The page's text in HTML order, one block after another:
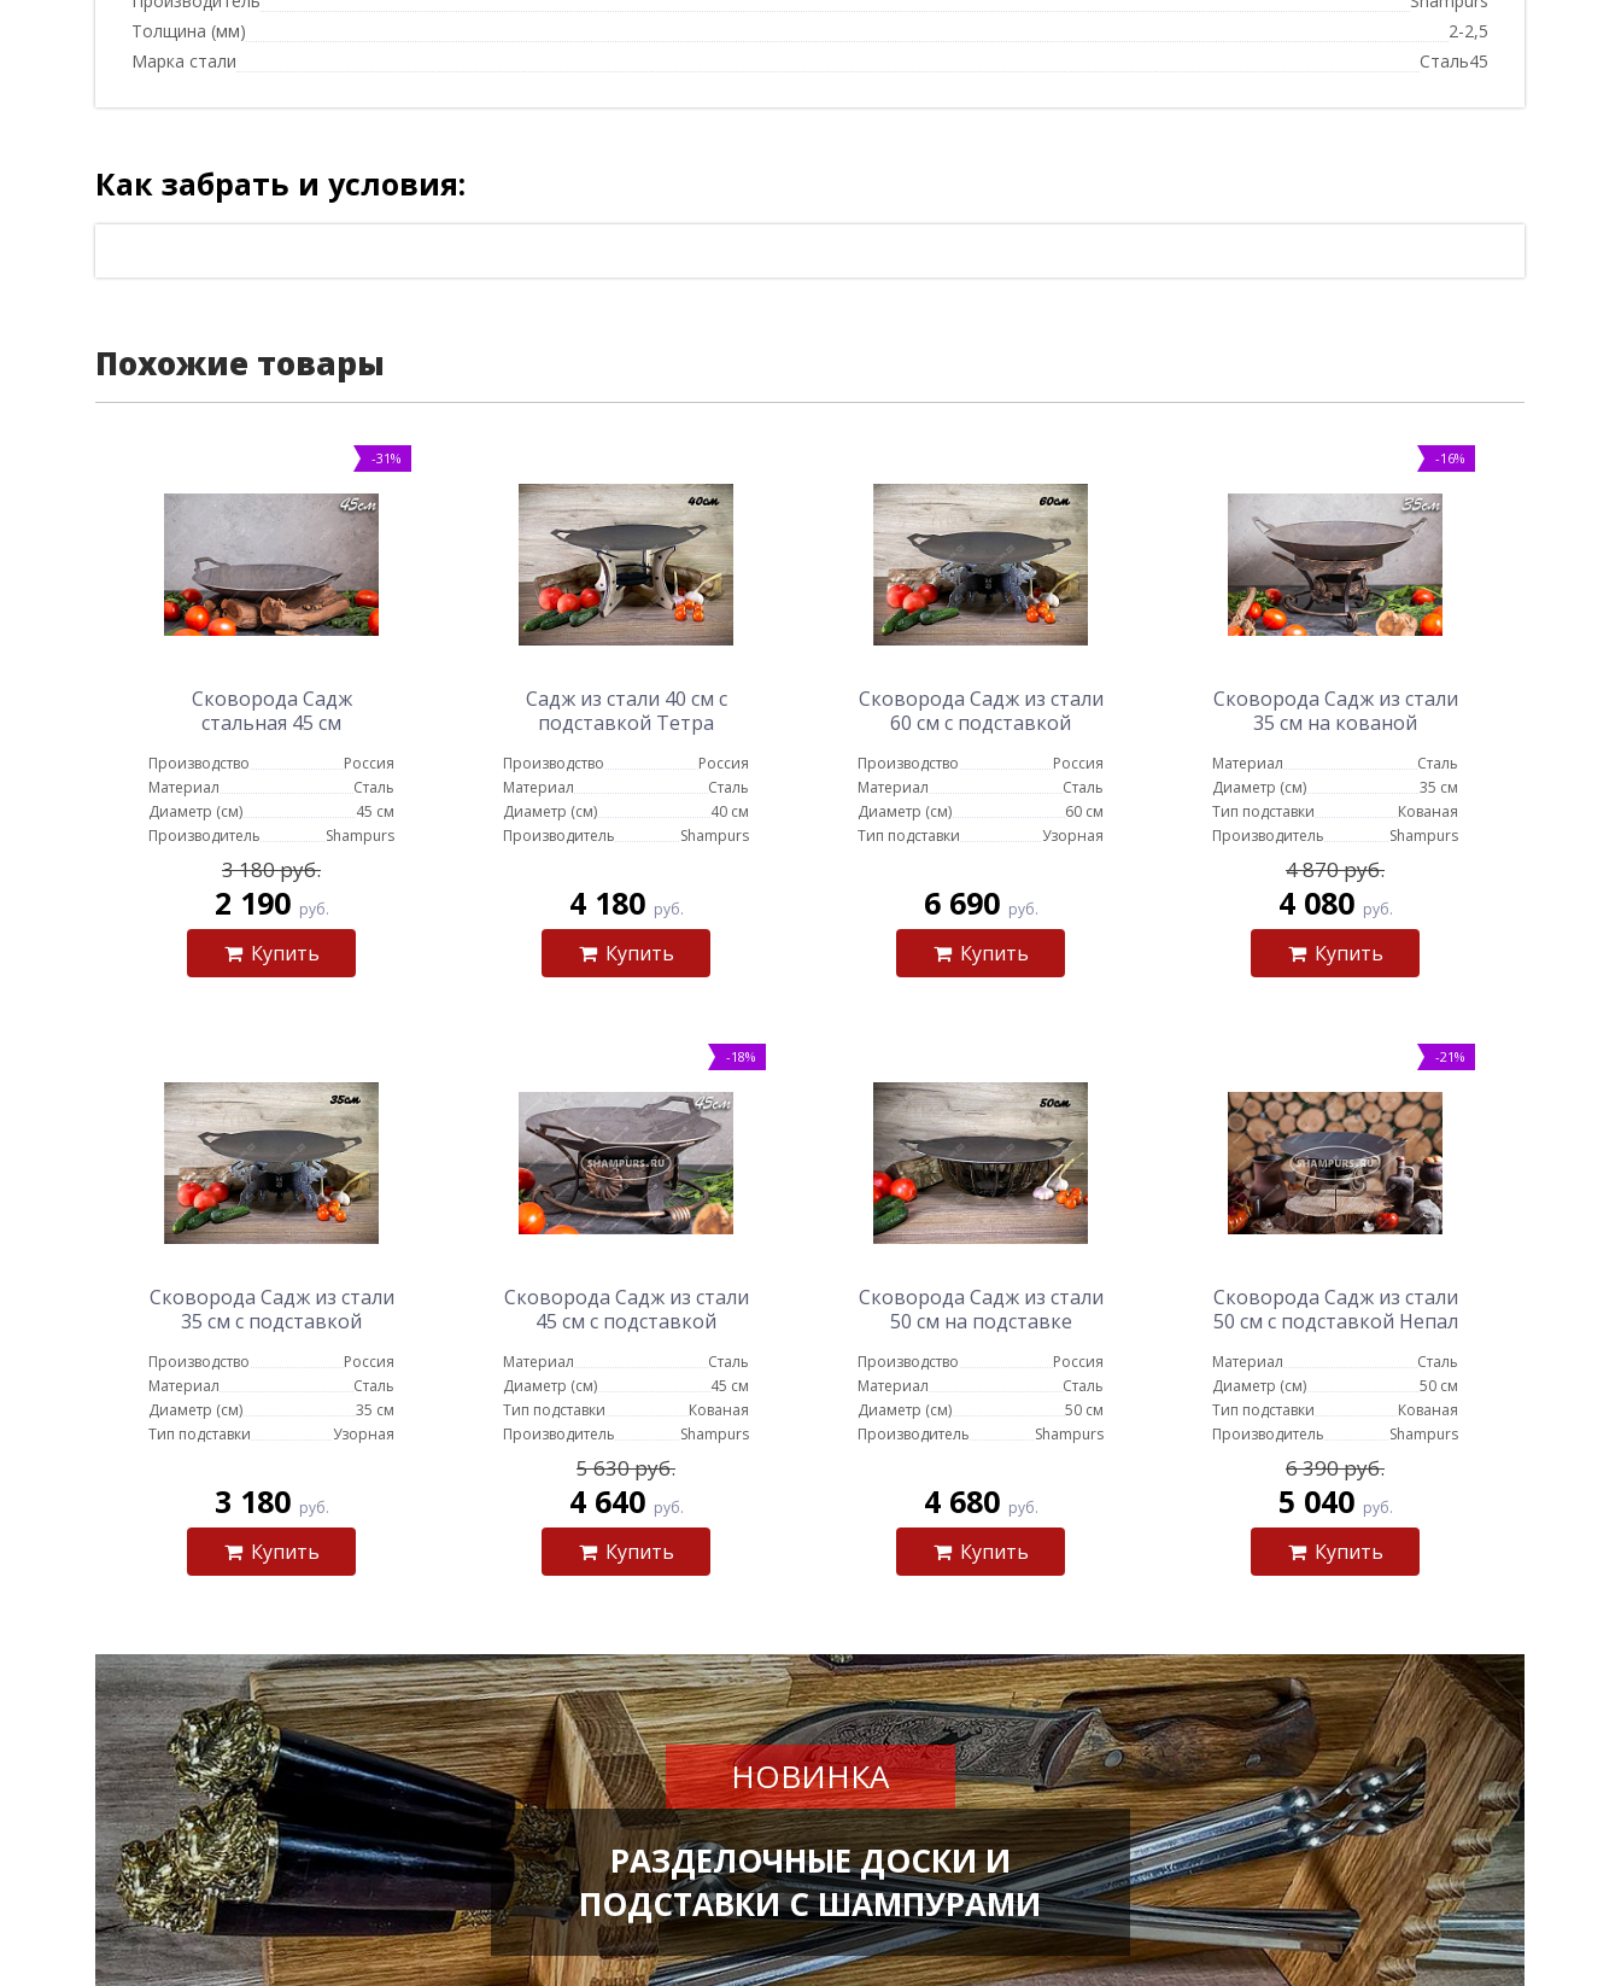
Толщина (мм)
2-2,5
Марка стали
Сталь45
Как забрать и условия:
Похожие товары
-31%
Сковорода Садж
стальная 45 см
Производство
Россия
Материал
Сталь
Диаметр (см)
45 см
Производитель
Shampurs
3 180 руб.
2 190 руб.
Купить
Садж из стали 40 см с
подставкой Тетра
Производство
Россия
Материал
Сталь
Диаметр (см)
40 см
Производитель
Shampurs
4 180 руб.
Купить
Сковорода Садж из стали
60 см с подставкой
Производство
Россия
Материал
Сталь
Диаметр (см)
60 см
Тип подставки
Узорная
6 690 руб.
Купить
-16%
Сковорода Садж из стали
35 см на кованой
Материал
Сталь
Диаметр (см)
35 см
Тип подставки
Кованая
Производитель
Shampurs
4 870 руб.
4 080 руб.
Купить
Сковорода Садж из стали
35 см с подставкой
Производство
Россия
Материал
Сталь
Диаметр (см)
35 см
Тип подставки
Узорная
3 180 руб.
Купить
-18%
Сковорода Садж из стали
45 см с подставкой
Материал
Сталь
Диаметр (см)
45 см
Тип подставки
Кованая
Производитель
Shampurs
5 630 руб.
4 640 руб.
Купить
Сковорода Садж из стали
50 см на подставке
Производство
Россия
Материал
Сталь
Диаметр (см)
50 см
Производитель
Shampurs
4 680 руб.
Купить
-21%
Сковорода Садж из стали
50 см с подставкой Непал
Материал
Сталь
Диаметр (см)
50 см
Тип подставки
Кованая
Производитель
Shampurs
6 390 руб.
5 040 руб.
Купить
НОВИНКА
РАЗДЕЛОЧНЫЕ ДОСКИ И
ПОДСТАВКИ С ШАМПУРАМИ